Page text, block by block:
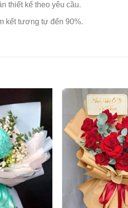
thiết kế theo yêu cầu.
kết tương tự đến 90%.